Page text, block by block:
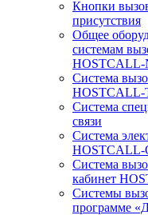
Кнопки
присутствия
Общее
системам
HOSTCALL-
Система
HOSTCALL-
Система
связи
Система
HOSTCALL-
Cистема
кабинет
Системы
программе